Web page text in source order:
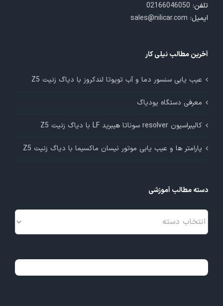
تلفن: 02166046050
ایمیل: sales@nilicar.com
آخرین مطالب نیلی کار
عیب یابی سنسور دما و آب تویوتا لندکروز با دیاگ زنیت Z5
معرفی دستگاه یودیاگ
کالیبراسیون resolver سوناتا هیبرید LF با دیاگ زنیت Z5
پارامتر ها و عیب یابی موتور نیسان ماکسیما با دیاگ زنیت Z5
دسته مطالب آموزشی
دسته